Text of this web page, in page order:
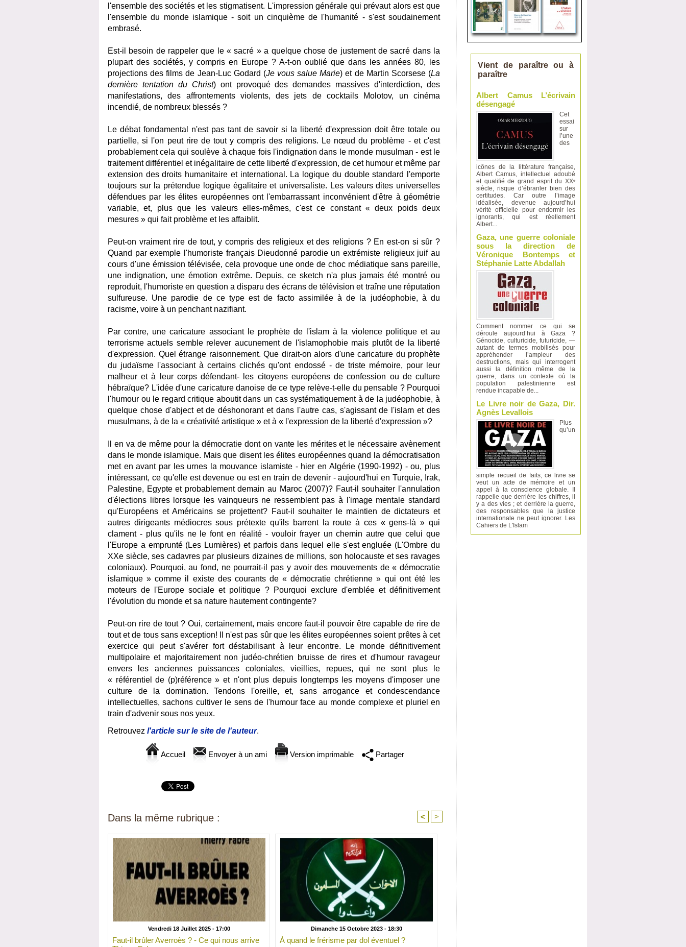
l'ensemble des sociétés et les stigmatisent. L'impression générale qui prévaut alors est que
l'ensemble du monde islamique - soit un cinquième de l'humanité - s'est soudainement
embrasé.
Est-il besoin de rappeler que le « sacré » a quelque chose de justement de sacré dans la
plupart des sociétés, y compris en Europe ? A-t-on oublié que dans les années 80, les
projections des films de Jean-Luc Godard (Je vous salue Marie) et de Martin Scorsese (La
dernière tentation du Christ) ont provoqué des demandes massives d'interdiction, des
manifestations, des affrontements violents, des jets de cocktails Molotov, un cinéma
incendié, de nombreux blessés ?
Le débat fondamental n'est pas tant de savoir si la liberté d'expression doit être totale ou
partielle, si l'on peut rire de tout y compris des religions. Le nœud du problème - et c'est
probablement cela qui soulève à chaque fois l'indignation dans le monde musulman - est le
traitement différentiel et inégalitaire de cette liberté d'expression, de cet humour et même par
extension des droits humanitaire et international. La logique du double standard l'emporte
toujours sur la prétendue logique égalitaire et universaliste. Les valeurs dites universelles
défendues par les élites européennes ont l'embarrassant inconvénient d'être à géométrie
variable, et, plus que les valeurs elles-mêmes, c'est ce constant « deux poids deux
mesures » qui fait problème et les affaiblit.
Peut-on vraiment rire de tout, y compris des religieux et des religions ? En est-on si sûr ?
Quand par exemple l'humoriste français Dieudonné parodie un extrémiste religieux juif au
cours d'une émission télévisée, cela provoque une onde de choc médiatique sans pareille,
une indignation, une émotion extrême. Depuis, ce sketch n'a plus jamais été montré ou
reproduit, l'humoriste en question a disparu des écrans de télévision et traîne une réputation
sulfureuse. Une parodie de ce type est de facto assimilée à de la judéophobie, à du
racisme, voire à un penchant nazifiant.
Par contre, une caricature associant le prophète de l'islam à la violence politique et au
terrorisme actuels semble relever aucunement de l'islamophobie mais plutôt de la liberté
d'expression. Quel étrange raisonnement. Que dirait-on alors d'une caricature du prophète
du judaïsme l'associant à certains clichés qu'ont endossé - de triste mémoire, pour leur
malheur et à leur corps défendant- les citoyens européens de confession ou de culture
hébraïque? L'idée d'une caricature danoise de ce type relève-t-elle du pensable ? Pourquoi
l'humour ou le regard critique aboutit dans un cas systématiquement à de la judéophobie, à
quelque chose d'abject et de déshonorant et dans l'autre cas, s'agissant de l'islam et des
musulmans, à de la « créativité artistique » et à « l'expression de la liberté d'expression »?
Il en va de même pour la démocratie dont on vante les mérites et le nécessaire avènement
dans le monde islamique. Mais que disent les élites européennes quand la démocratisation
met en avant par les urnes la mouvance islamiste - hier en Algérie (1990-1992) - ou, plus
intéressant, ce qu'elle est devenue ou est en train de devenir - aujourd'hui en Turquie, Irak,
Palestine, Egypte et probablement demain au Maroc (2007)? Faut-il souhaiter l'annulation
d'élections libres lorsque les vainqueurs ne ressemblent pas à l'image mentale standard
qu'Européens et Américains se projettent? Faut-il souhaiter le maintien de dictateurs et
autres dirigeants médiocres sous prétexte qu'ils barrent la route à ces « gens-là » qui
clament - plus qu'ils ne le font en réalité - vouloir frayer un chemin autre que celui que
l'Europe a emprunté (Les Lumières) et parfois dans lequel elle s'est engluée (L'Ombre du
XXe siècle, ses cadavres par plusieurs dizaines de millions, son holocauste et ses ravages
coloniaux). Pourquoi, au fond, ne pourrait-il pas y avoir des mouvements de « démocratie
islamique » comme il existe des courants de « démocratie chrétienne » qui ont été les
moteurs de l'Europe sociale et politique ? Pourquoi exclure d'emblée et définitivement
l'évolution du monde et sa nature hautement contingente?
Peut-on rire de tout ? Oui, certainement, mais encore faut-il pouvoir être capable de rire de
tout et de tous sans exception! Il n'est pas sûr que les élites européennes soient prêtes à cet
exercice qui peut s'avérer fort déstabilisant à leur encontre. Le monde définitivement
multipolaire et majoritairement non judéo-chrétien bruisse de rires et d'humour ravageur
envers les anciennes puissances coloniales, vieillies, repues, qui ne sont plus le
« référentiel de (p)référence » et n'ont plus depuis longtemps les moyens d'imposer une
culture de la domination. Tendons l'oreille, et, sans arrogance et condescendance
intellectuelles, sachons cultiver le sens de l'humour face au monde complexe et pluriel en
train d'advenir sous nos yeux.
Retrouvez l'article sur le site de l'auteur.
Accueil Envoyer à un ami Version imprimable Partager
Dans la même rubrique : < >
Vendredi 18 Juillet 2025 - 17:00
Faut-il brûler Averroès ? - Ce qui nous arrive
Dimanche 15 Octobre 2023 - 18:30
À quand le frérisme par dol éventuel ?
Vient de paraître ou à
paraître
Albert Camus L’écrivain
désengagé
Cet
essai
sur
l’une
des
icônes de la littérature française,
Albert Camus, intellectuel adoubé
et qualifié de grand esprit du XXᵉ
siècle, risque d’ébranler bien des
certitudes. Car outre l’image
idéalisée, devenue aujourd’hui
vérité officielle pour endormir les
ignorants, qui est réellement
Albert...
Gaza, une guerre coloniale
sous la direction de
Véronique Bontemps et
Stéphanie Latte Abdallah
Comment nommer ce qui se
déroule aujourd’hui à Gaza ?
Génocide, culturicide, futuricide, —
autant de termes mobilisés pour
appréhender l’ampleur des
destructions, mais qui interrogent
aussi la définition même de la
guerre, dans un contexte où la
population palestinienne est
rendue incapable de...
Le Livre noir de Gaza, Dir.
Agnès Levallois
Plus
qu’un
simple recueil de faits, ce livre se
veut un acte de mémoire et un
appel à la conscience globale. Il
rappelle que derrière les chiffres, il
y a des vies ; et derrière la guerre,
des responsables que la justice
internationale ne peut ignorer. Les
Cahiers de L'Islam